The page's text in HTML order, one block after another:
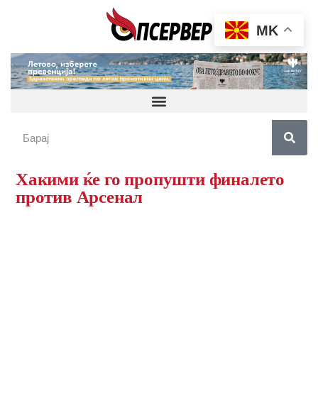
Хакими ќе го пропушти финалето
против Арсенал
MK